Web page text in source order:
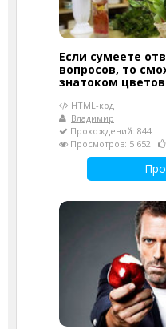
Если сумеете
вопросов, то
знатоком
HTML-код
Владимир
Прохождений: 844
Просмотров: 5 652